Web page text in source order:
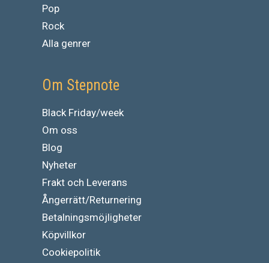
Pop
Rock
Alla genrer
Om Stepnote
Black Friday/week
Om oss
Blog
Nyheter
Frakt och Leverans
Ångerrätt/Returnering
Betalningsmöjligheter
Köpvillkor
Cookiepolitik